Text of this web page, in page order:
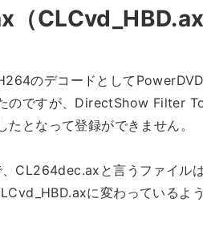
（
のデコードとして
のですが、DirectShow Filter
たとなって登録ができません。
CL264dec.axと言うファイル
に変わっているよ